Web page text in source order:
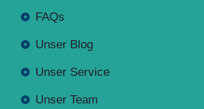
FAQs
Unser Blog
Unser Service
Unser Team